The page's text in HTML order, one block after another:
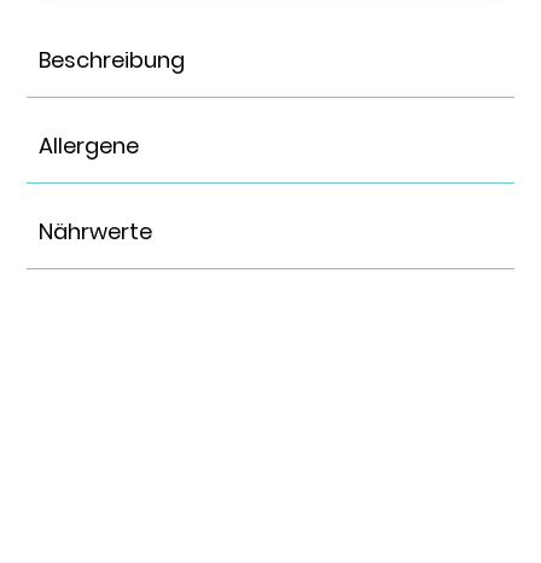
Nährwerte
Allergene
Beschreibung